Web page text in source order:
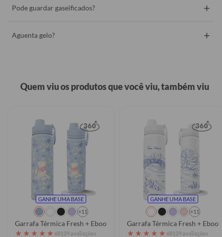
Pode guardar gaseificados? +
Aguenta gelo? +
Quem viu os produtos que você viu, também viu
GANHE UMA BASE
+11
Garrafa Térmica Fresh + Ebook - Ursinho Pooh - Flower Frame
★ ★ ★ ★ ★ 68129 avaliações
GANHE UMA BASE
+11
Garrafa Térmica Fresh +
★ ★ ★ ★ ★ 68129 avaliações